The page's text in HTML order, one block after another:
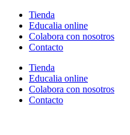
contenido
Tienda
Educalia online
Colabora con nosotros
Contacto
Tienda
Educalia online
Colabora con nosotros
Contacto